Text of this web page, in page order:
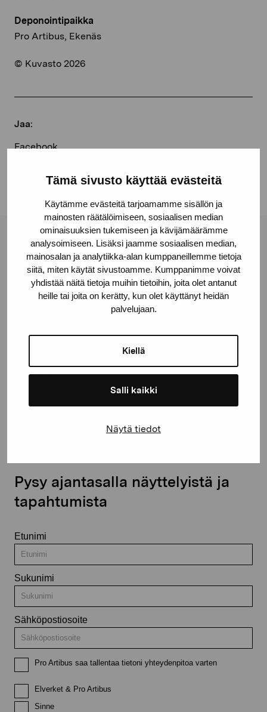
Tämä sivusto käyttää evästeitä
Käytämme evästeitä tarjoamamme sisällön ja
mainosten räätälöimiseen, sosiaalisen median
ominaisuuksien tukemiseen ja kävijämäärämme
analysoimiseen. Lisäksi jaamme sosiaalisen median,
mainosalan ja analytiikka-alan kumppaneillemme tietoja
siitä, miten käytät sivustoamme. Kumppanimme voivat
yhdistää näitä tietoja muihin tietoihin, joita olet antanut
heille tai joita on kerätty, kun olet käyttänyt heidän
palvelujaan.
Kiellä
Salli kaikki
Näytä tiedot
Deponointipaikka
Pro Artibus, Ekenäs
© Kuvasto 2026
Jaa:
Facebook
Pro Artibus -säätiö
Kustaa Vaasan katu 11
10600 Tammisaari
proartibus@proartibus.fi
+358 (0)50 371 6339
Ota yhteyttä
Pysy ajantasalla näyttelyistä ja
tapahtumista
Etunimi
Sukunimi
Sähköpostiosoite
Pro Artibus saa tallentaa tietoni yhteydenpitoa varten
Elverket & Pro Artibus
Sinne